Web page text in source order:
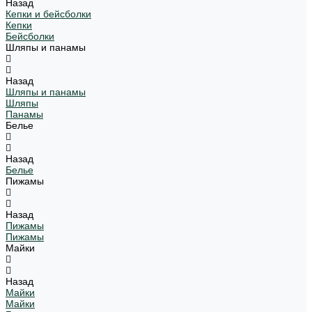
Назад
Кепки и бейсболки
Кепки
Бейсболки
Шляпы и панамы
Назад
Шляпы и панамы
Шляпы
Панамы
Белье
Назад
Белье
Пижамы
Назад
Пижамы
Пижамы
Майки
Назад
Майки
Майки